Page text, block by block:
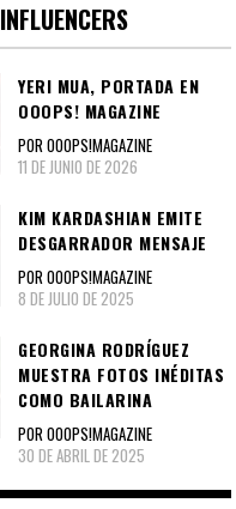
INFLUENCERS
YERI MUA, PORTADA EN
OOOPS! MAGAZINE
POR OOOPS!MAGAZINE
11 DE JUNIO DE 2026
KIM KARDASHIAN EMITE
DESGARRADOR MENSAJE
POR OOOPS!MAGAZINE
8 DE JULIO DE 2025
GEORGINA RODRÍGUEZ
MUESTRA FOTOS INÉDITAS
COMO BAILARINA
POR OOOPS!MAGAZINE
30 DE ABRIL DE 2025